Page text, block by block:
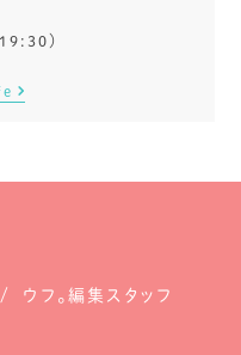
）
ウフ。編集スタッフ